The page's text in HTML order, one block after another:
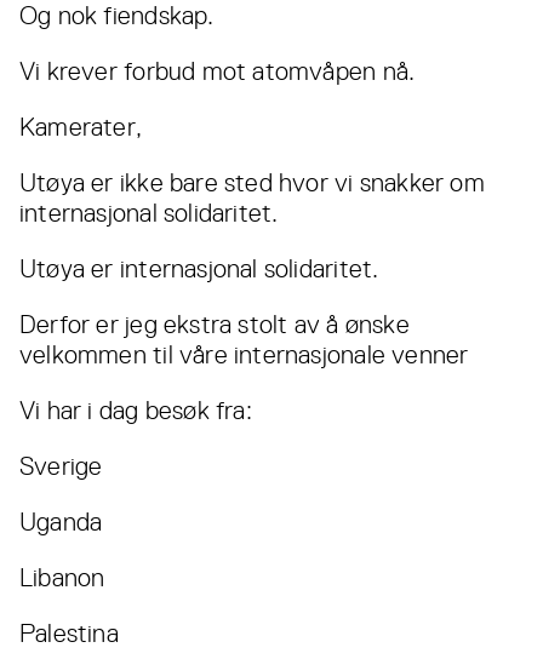
Og nok fiendskap.
Vi krever forbud mot atomvåpen nå.
Kamerater,
Utøya er ikke bare sted hvor vi snakker om
internasjonal solidaritet.
Utøya er internasjonal solidaritet.
Derfor er jeg ekstra stolt av å ønske
velkommen til våre internasjonale venner
Vi har i dag besøk fra:
Sverige
Uganda
Libanon
Palestina